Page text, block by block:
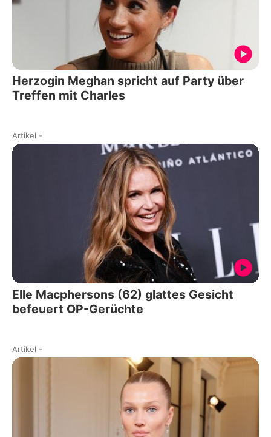
Herzogin Meghan spricht auf Party über
Treffen mit Charles
Artikel -
Elle Macphersons (62) glattes Gesicht
befeuert OP-Gerüchte
Artikel -